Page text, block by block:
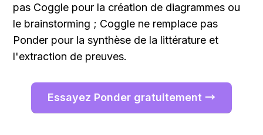
pas Coggle pour la création de diagrammes ou
le brainstorming ; Coggle ne remplace pas
Ponder pour la synthèse de la littérature et
l'extraction de preuves.
Essayez Ponder gratuitement →